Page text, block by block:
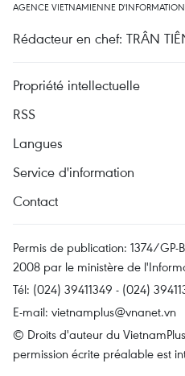
AGENCE VIETNAMIENNE
Rédacteur en chef: TRÂN
Propriété intellectuelle
RSS
Langues
Service d'information
Contact
Permis de publication: 1374/GP-
2008 par le ministère de
Tél: (024) 39411349 - (024)
E-mail: vietnamplus@vnanet.vn
© Droits d'auteur du
permission écrite préalable est